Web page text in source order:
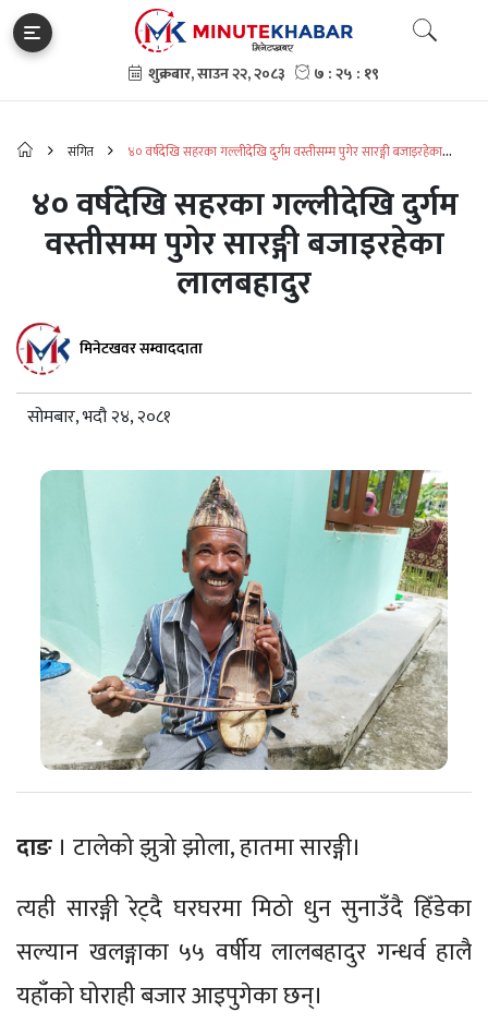
संगित
४० वर्षदेखि सहरका गल्लीदेखि दुर्गम वस्तीसम्म पुगेर सारङ्गी बजाइरहेका
४० वर्षदेखि सहरका गल्लीदेखि दुर्गम
वस्तीसम्म पुगेर सारङ्गी बजाइरहेका
लालबहादुर
मिनेटखवर सम्वाददाता
सोमबार, भदौ २४, २०८१
दाङ । टालेको झुत्रो झोला, हातमा सारङ्गी।
त्यही सारङ्गी रेट्दै घरघरमा मिठो धुन सुनाउँदै हिँडेका
सल्यान खलङ्गाका ५५ वर्षीय लालबहादुर गन्धर्व हालै
यहाँको घोराही बजार आइपुगेका छन्।